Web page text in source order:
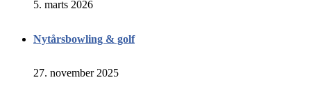
5. marts 2026
Nytårsbowling & golf
27. november 2025